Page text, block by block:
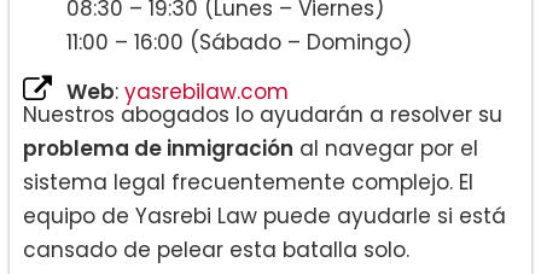
08:30 – 19:30 (Lunes – Viernes)
11:00 – 16:00 (Sábado – Domingo)
Web: yasrebilaw.com
Nuestros abogados lo ayudarán a resolver su
problema de inmigración al navegar por el
sistema legal frecuentemente complejo. El
equipo de Yasrebi Law puede ayudarle si está
cansado de pelear esta batalla solo.